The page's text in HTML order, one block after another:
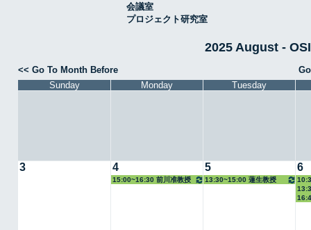
会議室
プロジェクト研究室
2025 August -
<< Go To Month Before
Sunday
Monday Tuesday
3 4
15:00~16:30 前川准教授
5
13:30~15:00 蓮生教授
6
授